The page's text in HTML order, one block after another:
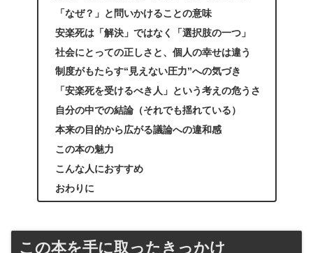
「なぜ？」と問いかけることの意味
安楽死は「解決」ではなく「選択肢の一つ」
社会にとっての正しさと、個人の幸せは違う
制度がもたらす“見えない圧力”への気づき
「安楽死を受けるべき人」という考えの危うさ
自分の中での結論（それでも揺れている）
本来の目的から広がる議論への違和感
この本の魅力
こんな人におすすめ
おわりに
この本を手に取ったきっかけ